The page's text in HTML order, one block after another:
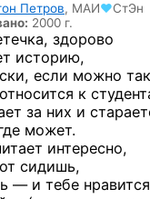
Петров, МАИ♥СтЭн
2000 г.
здорово
историю,
если можно так
к
за них и
может.
интересно,
сидишь,
— и тебе